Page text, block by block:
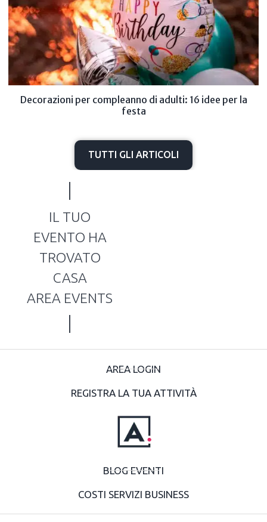
Decorazioni per compleanno di adulti: 16 idee per la
festa
TUTTI GLI ARTICOLI
IL TUO
EVENTO HA
TROVATO
CASA
AREA EVENTS
AREA LOGIN
REGISTRA LA TUA ATTIVITÀ
BLOG EVENTI
COSTI SERVIZI BUSINESS